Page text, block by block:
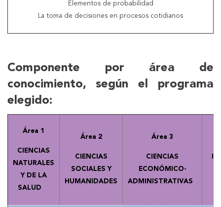
Elementos de probabilidad
La toma de decisiones en procesos cotidianos
Componente por área de
conocimiento, según el programa
elegido:
Área 1
CIENCIAS
NATURALES
Y DE LA
SALUD
Área 2
CIENCIAS
SOCIALES Y
HUMANIDADES
Área 3
CIENCIAS
ECONÓMICO-
ADMINISTRATIVAS